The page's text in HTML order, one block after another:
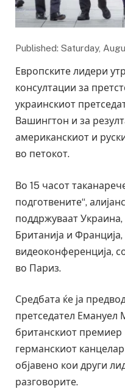
Published: Saturday,
Европските лидери
консултации за
украинскиот
Вашингтон и за
американскиот и
во петокот.
Во 15 часот
подготвените“,
поддржуваат
Британија и
видеоконференција,
во Париз.
Средбата ќе ја
претседател Емануел
британскиот
германскиот
објавено кои други
разговорите.